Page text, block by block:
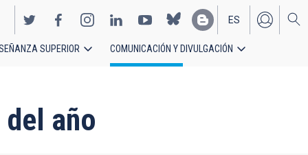
EN
ES
SUPERIOR COMUNICACIÓN Y DIVULGACIÓN
año